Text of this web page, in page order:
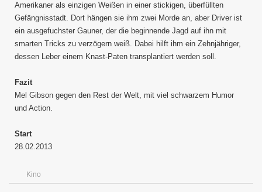
Amerikaner als einzigen Weißen in einer stickigen, überfüllten
Gefängnisstadt. Dort hängen sie ihm zwei Morde an, aber Driver ist
ein ausgefuchster Gauner, der die beginnende Jagd auf ihn mit
smarten Tricks zu verzögern weiß. Dabei hilft ihm ein Zehnjähriger,
dessen Leber einem Knast-Paten transplantiert werden soll.
Fazit
Mel Gibson gegen den Rest der Welt, mit viel schwarzem Humor
und Action.
Start
28.02.2013
Kino